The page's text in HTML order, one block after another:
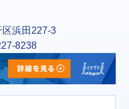
浜田227-3
8238